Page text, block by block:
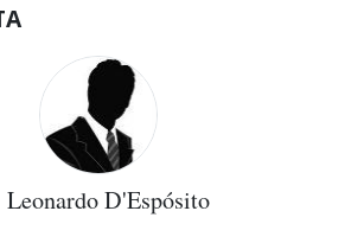
Leonardo D'Espósito